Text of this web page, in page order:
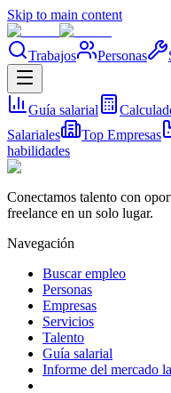
Skip to main content
Trabajos Personas
Guía salarial
Salariales
Top Empresas
habilidades
Conectamos talento con
freelance en un solo lugar.
Navegación
Buscar empleo
Personas
Empresas
Servicios
Talento
Guía salarial
Informe del mercado